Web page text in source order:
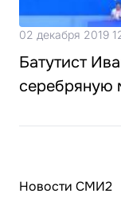
02 декабря 2019
Батутист
серебряную
Новости СМИ2